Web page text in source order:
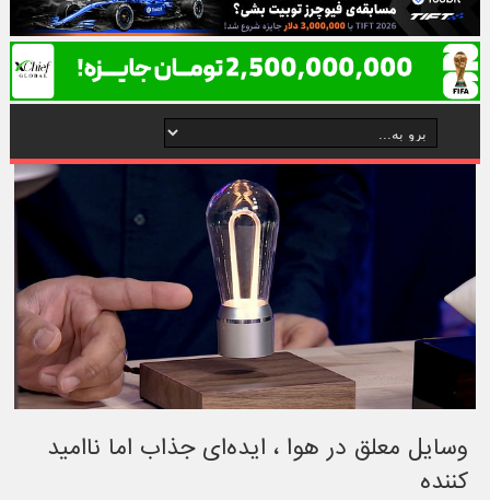
وسایل معلق در هوا ، ایده‌ای جذاب اما ناامید
کننده